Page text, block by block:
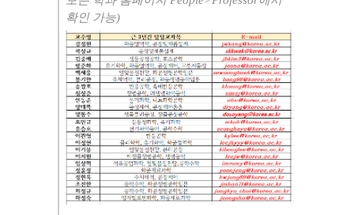
확인 가능)